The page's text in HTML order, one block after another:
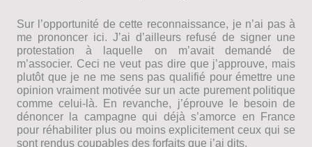
Sur l’opportunité de cette reconnaissance, je n’ai pas à
me prononcer ici. J’ai d’ailleurs refusé de signer une
protestation à laquelle on m’avait demandé de
m’associer. Ceci ne veut pas dire que j’approuve, mais
plutôt que je ne me sens pas qualifié pour émettre une
opinion vraiment motivée sur un acte purement politique
comme celui-là. En revanche, j’éprouve le besoin de
dénoncer la campagne qui déjà s’amorce en France
pour réhabiliter plus ou moins explicitement ceux qui se
sont rendus coupables des forfaits que j’ai dits.